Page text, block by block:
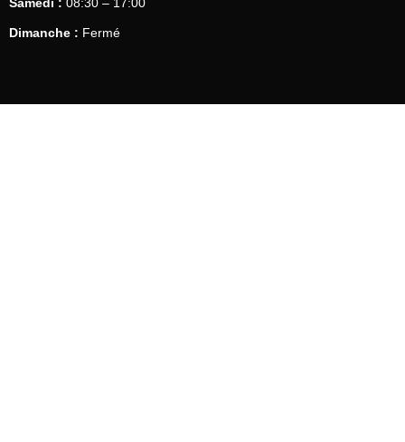
Samedi : 08:30 – 17:00
Dimanche : Fermé